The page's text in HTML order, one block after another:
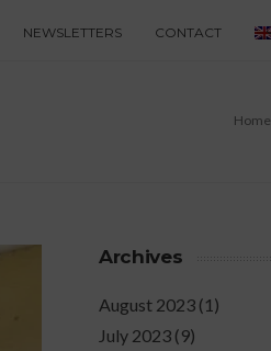
NEWSLETTERS CONTACT
Home
Archives
August 2023 (1)
July 2023 (9)